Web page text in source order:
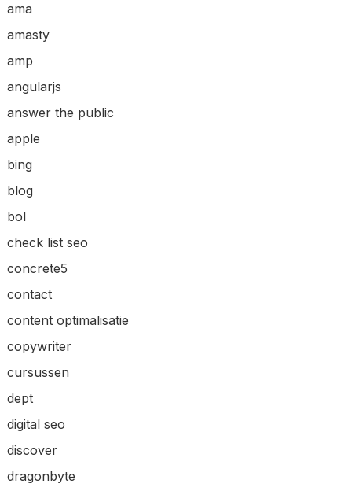
ama
amasty
amp
angularjs
answer the public
apple
bing
blog
bol
check list seo
concrete5
contact
content optimalisatie
copywriter
cursussen
dept
digital seo
discover
dragonbyte